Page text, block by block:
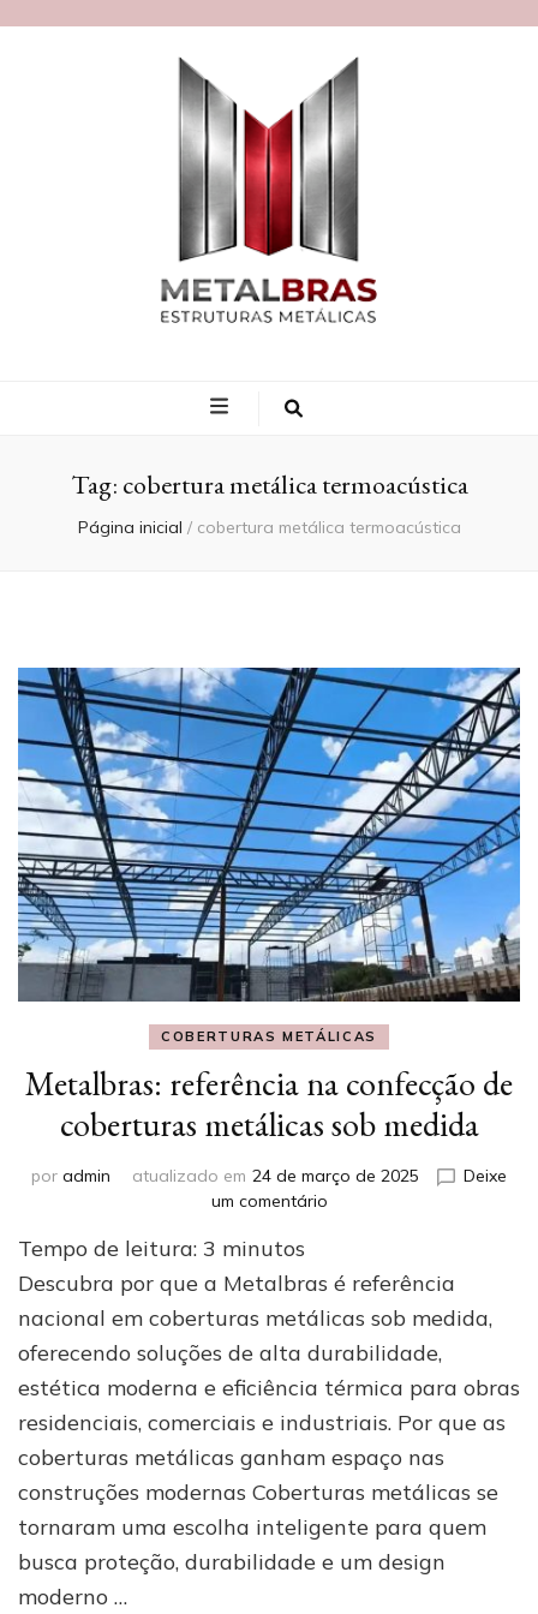
Tag: cobertura metálica termoacústica
Página inicial / cobertura metálica termoacústica
COBERTURAS METÁLICAS
Metalbras: referência na confecção de
coberturas metálicas sob medida
por admin atualizado em 24 de março de 2025
Deixe
um comentárioem
na
de
coberturas
metálicas
sob
medida
Tempo de leitura: 3 minutos
Descubra por que a Metalbras é referência
nacional em coberturas metálicas sob medida,
oferecendo soluções de alta durabilidade,
estética moderna e eficiência térmica para obras
residenciais, comerciais e industriais. Por que as
coberturas metálicas ganham espaço nas
construções modernas Coberturas metálicas se
tornaram uma escolha inteligente para quem
busca proteção, durabilidade e um design
moderno …